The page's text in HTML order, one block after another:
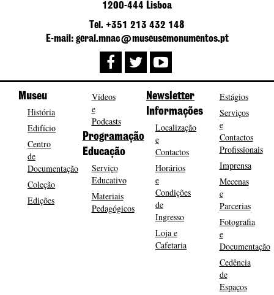
1200-444 Lisboa
Tel. +351 213 432 148
E-mail: geral.mnac@museusemonumentos.pt
Museu
História
Edifício
Centro
de
Documentação
Coleção
Edições
Vídeos
e
Podcasts
Programação
Educação
Serviço
Educativo
Materiais
Pedagógicos
Newsletter
Informações
Localização
e
Contactos
Horários
e
Condições
de
Ingresso
Loja e
Cafetaria
Estágios
Serviços
e
Contactos
Profissionais
Imprensa
Mecenas
e
Parcerias
Fotografia
e
Documentação
Cedência
de
Espaços